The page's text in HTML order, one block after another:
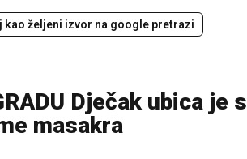
kao željeni izvor na google pretrazi
Dječak ubica je s
masakra